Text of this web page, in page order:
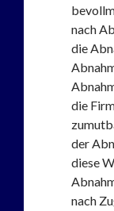
nach
die
die
der
diese
nach